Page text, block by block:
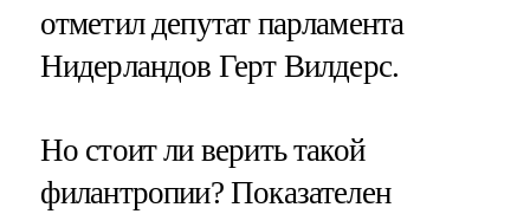
отметил депутат парламента
Нидерландов Герт Вилдерс.
Но стоит ли верить такой
филантропии? Показателен